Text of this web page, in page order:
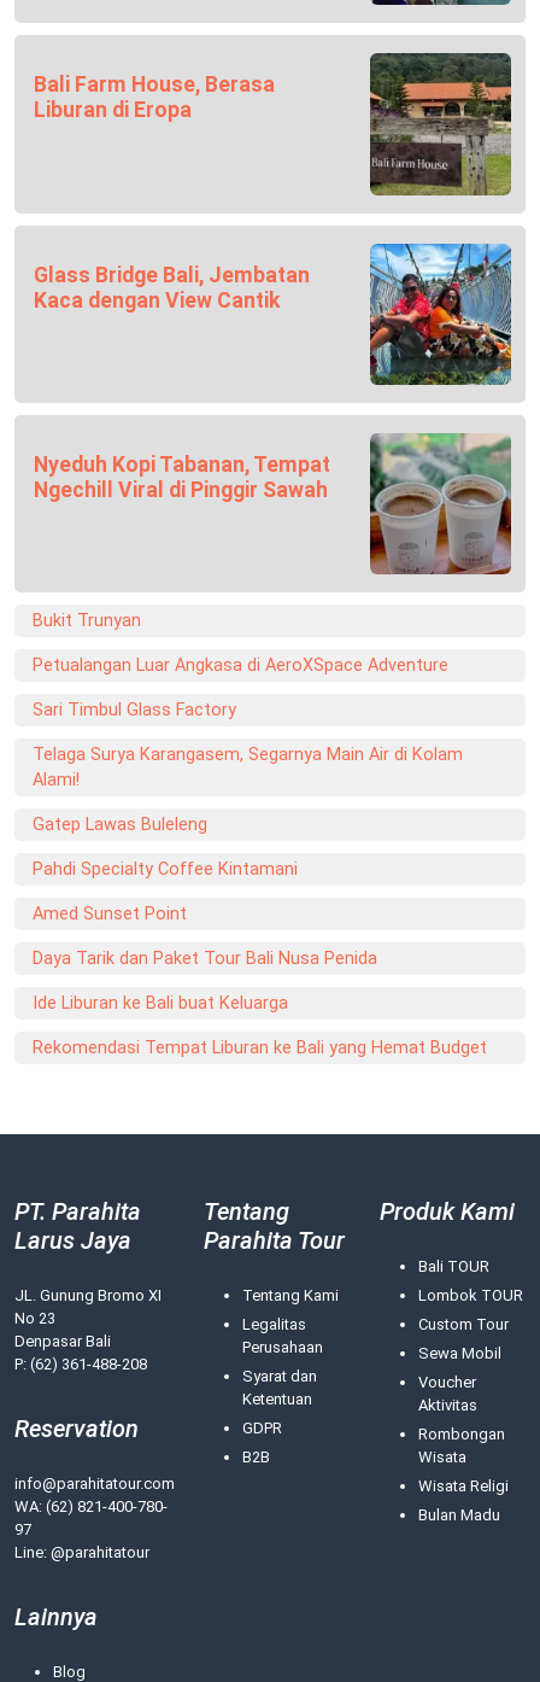
Bali Farm House, Berasa
Liburan di Eropa
Glass Bridge Bali, Jembatan
Kaca dengan View Cantik
Nyeduh Kopi Tabanan, Tempat
Ngechill Viral di Pinggir Sawah
Bukit Trunyan
Petualangan Luar Angkasa di AeroXSpace Adventure
Sari Timbul Glass Factory
Telaga Surya Karangasem, Segarnya Main Air di Kolam
Alami!
Gatep Lawas Buleleng
Pahdi Specialty Coffee Kintamani
Amed Sunset Point
Daya Tarik dan Paket Tour Bali Nusa Penida
Ide Liburan ke Bali buat Keluarga
Rekomendasi Tempat Liburan ke Bali yang Hemat Budget
PT. Parahita
Larus Jaya
JL. Gunung Bromo XI
No 23
Denpasar Bali
P: (62) 361-488-208
Reservation
info@parahitatour.com
WA: (62) 821-400-780-
97
Line: @parahitatour
Tentang
Parahita Tour
Tentang Kami
Legalitas
Perusahaan
Syarat dan
Ketentuan
GDPR
B2B
Produk Kami
Bali TOUR
Lombok TOUR
Custom Tour
Sewa Mobil
Voucher
Aktivitas
Rombongan
Wisata
Wisata Religi
Bulan Madu
Lainnya
Blog